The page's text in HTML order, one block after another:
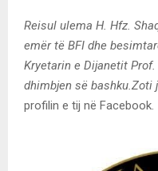
Reisul ulema H. Hfz.
emër të BFI dhe
Kryetarin e Dijanetit
dhimbjen së bashku.Zoti
profilin e tij në Facebook.